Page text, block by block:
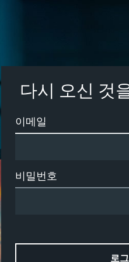
다시 오신 것
이메일
비밀번호
로